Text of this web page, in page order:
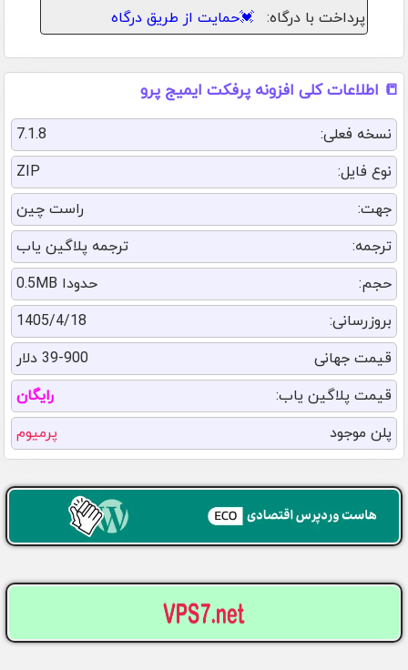
پرداخت با درگاه:
💓حمایت از طریق درگاه
📒 اطلاعات کلی افزونه پرفکت ایمیج پرو
نسخه فعلی:
7.1.8
نوع فایل:
ZIP
جهت:
راست چین
ترجمه:
ترجمه پلاگین یاب
حجم:
حدودا 0.5MB
بروزرسانی:
1405/4/18
قیمت جهانی
39-900 دلار
قیمت پلاگین یاب:
رایگان
پلن موجود
پرمیوم